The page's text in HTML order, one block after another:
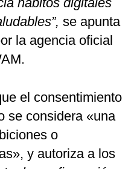
se apunta
la agencia oficial
el consentimiento
se considera «una
o
y autoriza a los